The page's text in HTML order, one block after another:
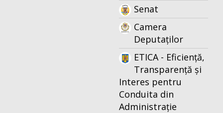
Senat
Camera
Deputaților
ETICA - Eficiență,
Transparență și
Interes pentru
Conduita din
Administrație